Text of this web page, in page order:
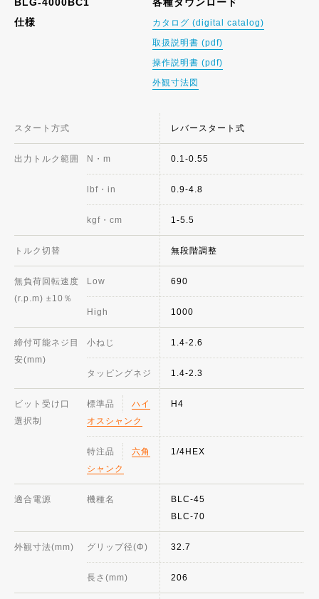
BLG-4000BC1
仕様
各種ダウンロード
カタログ (digital catalog)
取扱説明書 (pdf)
操作説明書 (pdf)
外観寸法図
スタート方式
出力トルク範囲 N・m
lbf・in
kgf・cm
トルク切替
無負荷回転速度
(r.p.m) ±10％
Low
High
締付可能ネジ目
安(mm)
小ねじ
タッピングネジ
ビット受け口
選択制
標準品
ハイ
オスシャンク
特注品
六角
シャンク
適合電源 機種名
外観寸法(mm) グリップ径(Φ)
長さ(mm)
レバースタート式
0.1-0.55
0.9-4.8
1-5.5
無段階調整
690
1000
1.4-2.6
1.4-2.3
H4
1/4HEX
BLC-45
BLC-70
32.7
206